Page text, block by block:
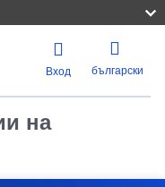
Вход български
на